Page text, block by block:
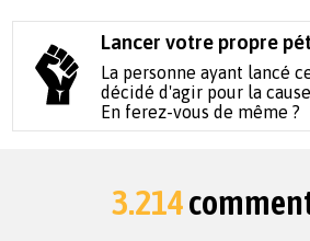
Lancer votre propre
La personne ayant lancé
décidé d'agir pour la
En ferez-vous de même ?
3.214